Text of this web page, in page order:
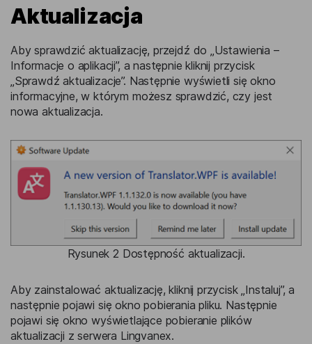
Aktualizacja
Aby sprawdzić aktualizację, przejdź do „Ustawienia –
Informacje o aplikacji”, a następnie kliknij przycisk
„Sprawdź aktualizacje”. Następnie wyświetli się okno
informacyjne, w którym możesz sprawdzić, czy jest
nowa aktualizacja.
Rysunek 2 Dostępność aktualizacji.
Aby zainstalować aktualizację, kliknij przycisk „Instaluj”, a
następnie pojawi się okno pobierania pliku. Następnie
pojawi się okno wyświetlające pobieranie plików
aktualizacji z serwera Lingvanex.